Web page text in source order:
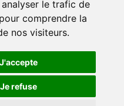
le trafic de
comprendre la
nos visiteurs.
J'accepte
Je refuse
Brussels,
droits réservés. Le contenu
protégés par le droit